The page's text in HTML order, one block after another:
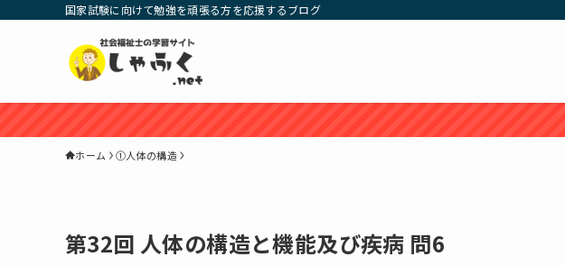
国家試験に向けて勉強を頑張る方を応援するブログ
ホーム ①人体の構造
第32回 人体の構造と機能及び疾病 問6